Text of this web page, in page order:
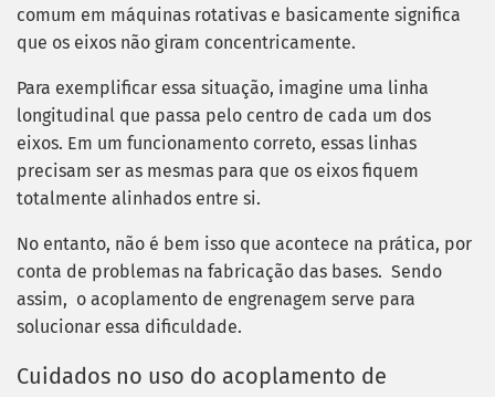
comum em máquinas rotativas e basicamente significa
que os eixos não giram concentricamente.
Para exemplificar essa situação, imagine uma linha
longitudinal que passa pelo centro de cada um dos
eixos. Em um funcionamento correto, essas linhas
precisam ser as mesmas para que os eixos fiquem
totalmente alinhados entre si.
No entanto, não é bem isso que acontece na prática, por
conta de problemas na fabricação das bases. Sendo
assim, o acoplamento de engrenagem serve para
solucionar essa dificuldade.
Cuidados no uso do acoplamento de